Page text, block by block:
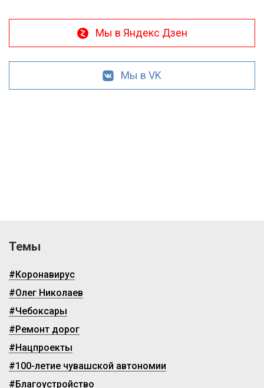
Мы в Яндекс Дзен
Мы в VK
Темы
#Коронавирус
#Олег Николаев
#Чебоксары
#Ремонт дорог
#Нацпроекты
#100-летие чувашской автономии
#Благоустройство